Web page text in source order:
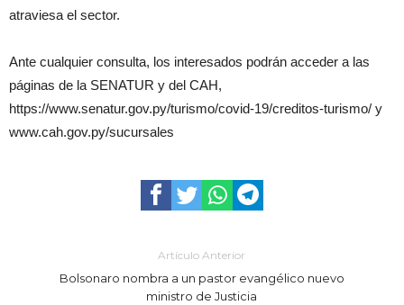
atraviesa el sector.
Ante cualquier consulta, los interesados podrán acceder a las
páginas de la SENATUR y del CAH,
https://www.senatur.gov.py/turismo/covid-19/creditos-turismo/ y
www.cah.gov.py/sucursales
Artículo Anterior
Bolsonaro nombra a un pastor evangélico nuevo
ministro de Justicia